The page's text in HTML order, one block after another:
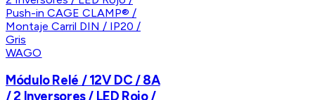
WAGO
Módulo Relé / 12V DC / 8A
/ 2 Inversores / LED Rojo /